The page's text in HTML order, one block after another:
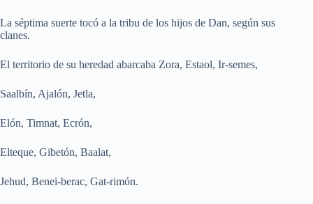
La séptima suerte tocó a la tribu de los hijos de Dan, según sus
clanes.
El territorio de su heredad abarcaba Zora, Estaol, Ir-semes,
Saalbín, Ajalón, Jetla,
Elón, Timnat, Ecrón,
Elteque, Gibetón, Baalat,
Jehud, Benei-berac, Gat-rimón.